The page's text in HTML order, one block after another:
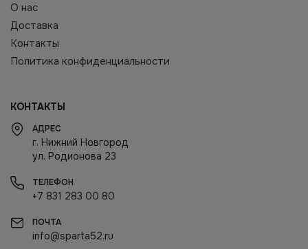
О нас
Доставка
Контакты
Политика конфиденциальности
КОНТАКТЫ
АДРЕС
г. Нижний Новгород
ул. Родионова 23
ТЕЛЕФОН
+7 831 283 00 80
ПОЧТА
info@sparta52.ru